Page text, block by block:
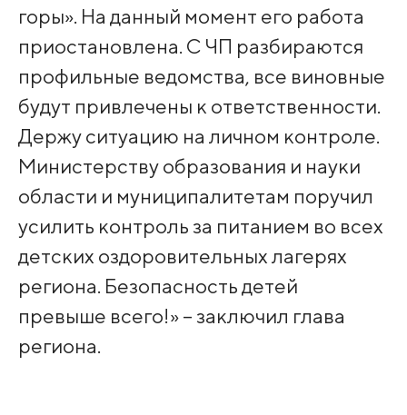
горы». На данный момент его работа
приостановлена. С ЧП разбираются
профильные ведомства, все виновные
будут привлечены к ответственности.
Держу ситуацию на личном контроле.
Министерству образования и науки
области и муниципалитетам поручил
усилить контроль за питанием во всех
детских оздоровительных лагерях
региона. Безопасность детей
превыше всего!» – заключил глава
региона.